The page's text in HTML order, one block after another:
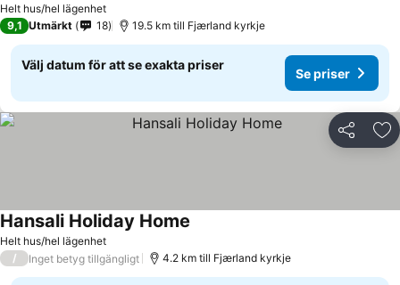
Helt hus/hel lägenhet
9,1 Utmärkt 18 19.5 km till Fjærland kyrkje
Välj datum för att se exakta priser
Se priser
Dela
Helt hus/hel lägenhet
Hansali Holiday Home
/ Inget betyg tillgängligt 4.2 km till Fjærland kyrkje